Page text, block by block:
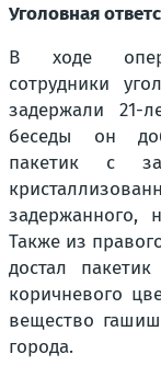
Уголовная
В ходе
сотрудники
задержали 21-
беседы он
пакетик с
задержанного,
Также из
достал
коричневого
вещество
города.